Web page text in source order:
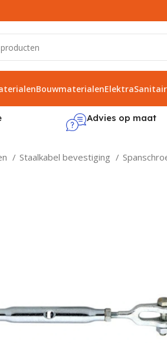
BouwmaterialenElektraSanitair
Advies op maat
Staalkabel bevestiging